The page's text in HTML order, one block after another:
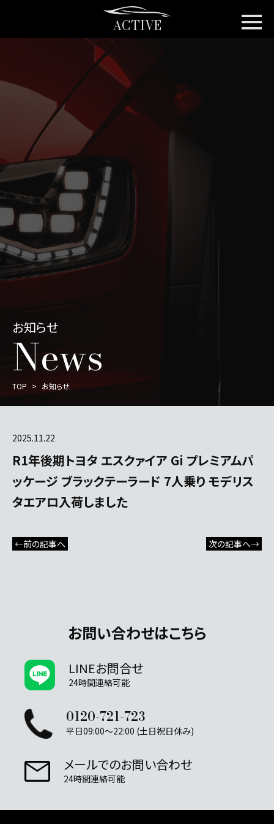
ACTIVE
お知らせ
News
TOP お知らせ
2025.11.22
R1年後期トヨタ エスクァイア Gi プレミアムパ
ッケージ ブラックテーラード 7人乗り モデリス
タエアロ入荷しました
←前の記事へ 次の記事へ→
お問い合わせはこちら
LINEお問合せ
24時間連絡可能
0120-721-723
平日09:00～22:00 (土日祝日休み)
メールでのお問い合わせ
24時間連絡可能